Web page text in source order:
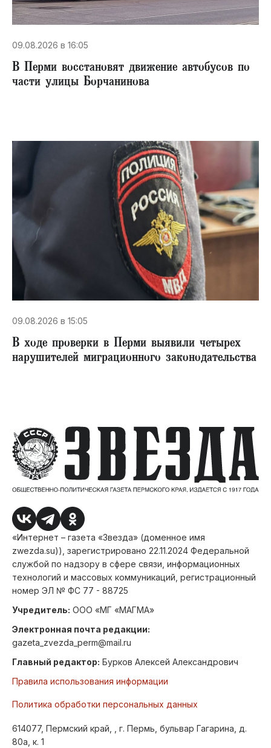
09.08.2026 в 16:05
В Перми восстановят движение автобусов по
части улицы Борчанинова
09.08.2026 в 15:05
В ходе проверки в Перми выявили четырех
нарушителей миграционного законодательства
«Интернет – газета «Звезда» (доменное имя
zwezda.su)), зарегистрировано 22.11.2024 Федеральной
службой по надзору в сфере связи, информационных
технологий и массовых коммуникаций, регистрационный
номер ЭЛ № ФС 77 - 88725
Учредитель: ООО «МГ «МАГМА»
Электронная почта редакции:
gazeta_zvezda_perm@mail.ru
Главный редактор: Бурков Алексей Александрович
Правила использования информации
Политика обработки персональных данных
614077, Пермский край, , г. Пермь, бульвар Гагарина, д.
80а, к. 1